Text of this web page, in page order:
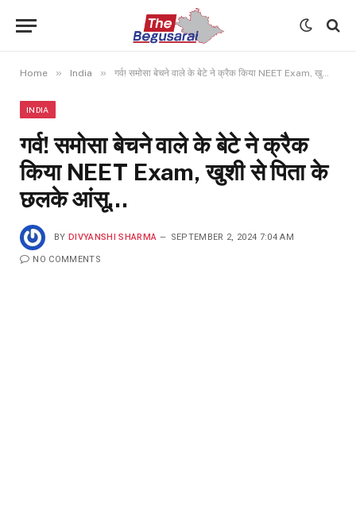
Home » India » गर्व! समोसा बेचने वाले के बेटे ने क्रैक किया NEET Exam, खुशी से पिता के छलके आंसू…
INDIA
गर्व! समोसा बेचने वाले के बेटे ने क्रैक
किया NEET Exam, खुशी से पिता के
छलके आंसू…
BY DIVYANSHI SHARMA SEPTEMBER 2, 2024 7:04 AM
NO COMMENTS